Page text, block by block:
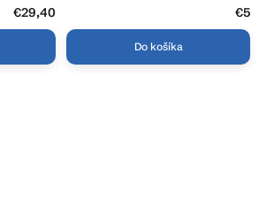
€29,40 €5
Do košíka